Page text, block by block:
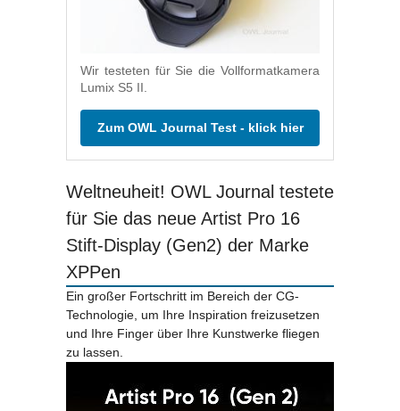
Wir testeten für Sie die Vollformatkamera
Lumix S5 II.
Zum OWL Journal Test - klick hier
Weltneuheit! OWL Journal testete
für Sie das neue Artist Pro 16
Stift-Display (Gen2) der Marke
XPPen
Ein großer Fortschritt im Bereich der CG-
Technologie, um Ihre Inspiration freizusetzen
und Ihre Finger über Ihre Kunstwerke fliegen
zu lassen.